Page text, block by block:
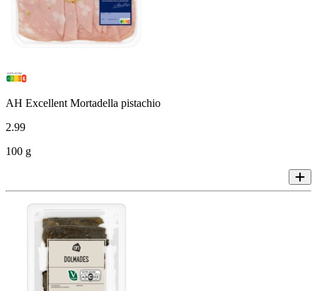
AH Excellent Mortadella pistachio
2.99
100 g